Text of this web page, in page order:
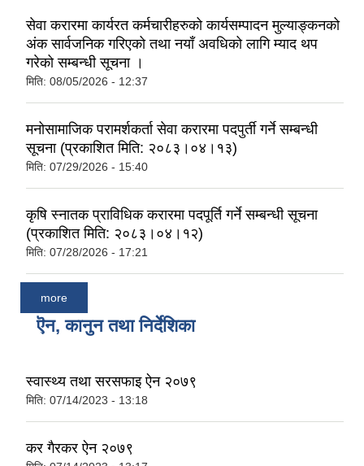
सेवा करारमा कार्यरत कर्मचारीहरुको कार्यसम्पादन मुल्याङ्कनको
अंक सार्वजनिक गरिएको तथा नयाँ अवधिको लागि म्याद थप
गरेको सम्बन्धी सूचना ।
मिति: 08/05/2026 - 12:37
मनोसामाजिक परामर्शकर्ता सेवा करारमा पदपुर्ती गर्ने सम्बन्धी
सूचना (प्रकाशित मिति: २०८३।०४।१३)
मिति: 07/29/2026 - 15:40
कृषि स्नातक प्राविधिक करारमा पदपूर्ति गर्ने सम्बन्धी सूचना
(प्रकाशित मिति: २०८३।०४।१२)
मिति: 07/28/2026 - 17:21
more
ऎन, कानुन तथा निर्देशिका
स्वास्थ्य तथा सरसफाइ ऐन २०७९
मिति: 07/14/2023 - 13:18
कर गैरकर ऐन २०७९